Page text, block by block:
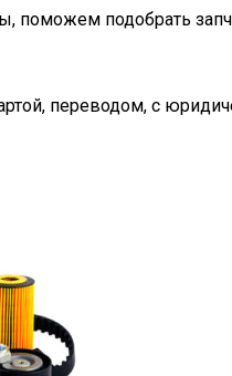
подобрать
переводом, с